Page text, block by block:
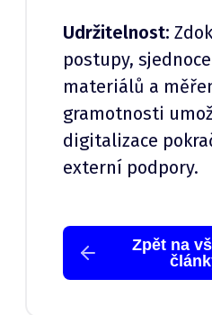
Udržitelnost:
postupy,
materiálů a
gramotnosti
digitalizace
externí podpory.
Zpět na